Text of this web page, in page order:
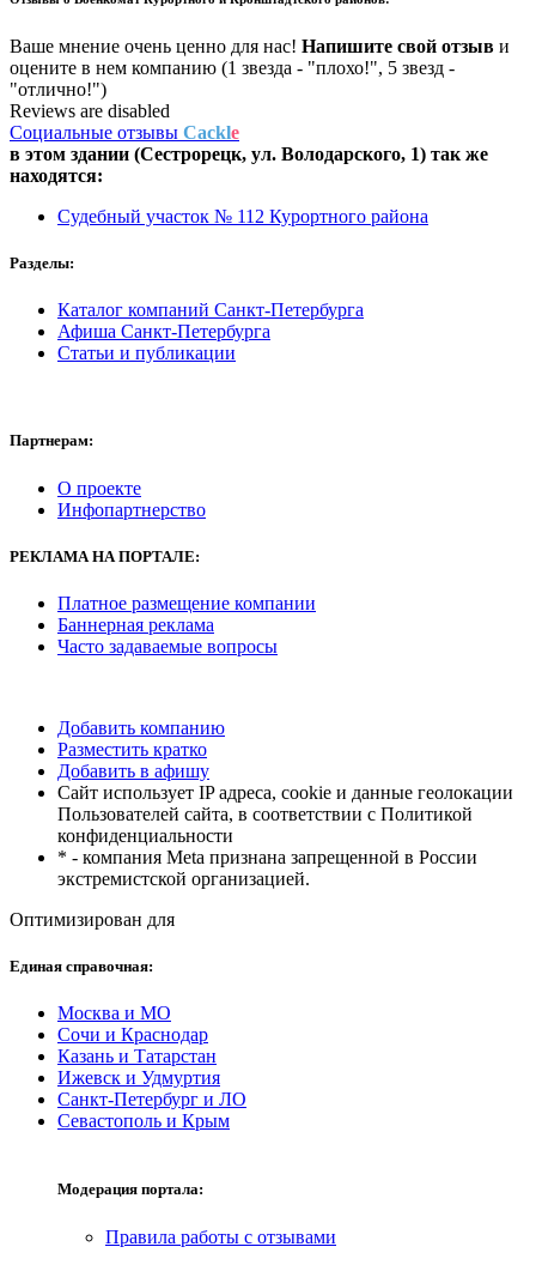
Ваше мнение очень ценно для нас! Напишите свой отзыв и
оцените в нем компанию (1 звезда - "плохо!", 5 звезд -
"отлично!")
Reviews are disabled
Социальные отзывы Cackle
в этом здании (Сестрорецк, ул. Володарского, 1) так же
находятся:
Судебный участок № 112 Курортного района
Разделы:
Каталог компаний Санкт-Петербурга
Афиша Санкт-Петербурга
Статьи и публикации
Партнерам:
О проекте
Инфопартнерство
РЕКЛАМА НА ПОРТАЛЕ:
Платное размещение компании
Баннерная реклама
Часто задаваемые вопросы
Добавить компанию
Разместить кратко
Добавить в афишу
Сайт использует IP адреса, cookie и данные геолокации
Пользователей сайта, в соответствии с Политикой
конфиденциальности
* - компания Meta признана запрещенной в России
экстремистской организацией.
Оптимизирован для
Единая справочная:
Москва и МО
Сочи и Краснодар
Казань и Татарстан
Ижевск и Удмуртия
Санкт-Петербург и ЛО
Севастополь и Крым
Модерация портала:
Правила работы с отзывами